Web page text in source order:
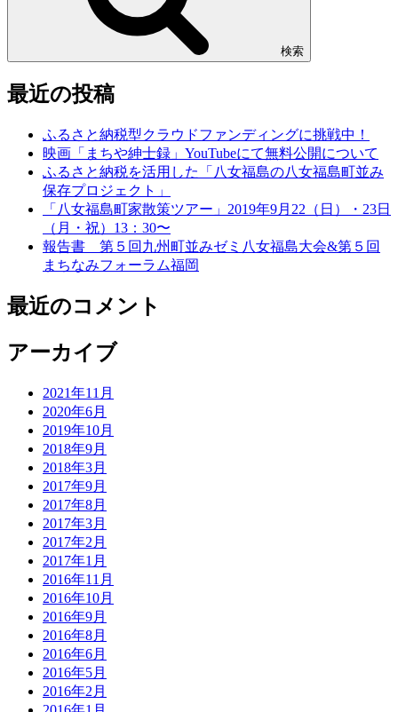
検索
最近の投稿
ふるさと納税型クラウドファンディングに挑戦中！
映画「まちや紳士録」YouTubeにて無料公開について
ふるさと納税を活用した「八女福島の八女福島町並み
保存プロジェクト」
「八女福島町家散策ツアー」2019年9月22（日）・23日
（月・祝）13：30〜
報告書 第５回九州町並みゼミ八女福島大会&第５回
まちなみフォーラム福岡
最近のコメント
アーカイブ
2021年11月
2020年6月
2019年10月
2018年9月
2018年3月
2017年9月
2017年8月
2017年3月
2017年2月
2017年1月
2016年11月
2016年10月
2016年9月
2016年8月
2016年6月
2016年5月
2016年2月